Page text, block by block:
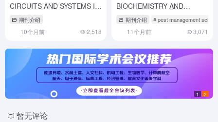
CIRCUITS AND SYSTEMS I-
REGULAR PAPERS》投稿指
南：如何提升30%录用概率？
期刊介绍
10个月前 2,518
BIOCHEMISTRY AND
PHYSIOLOGY》期刊介绍与投
稿策略深度解析
期刊介绍 # pest management
11个月前 3,071
1 2
暂无评论